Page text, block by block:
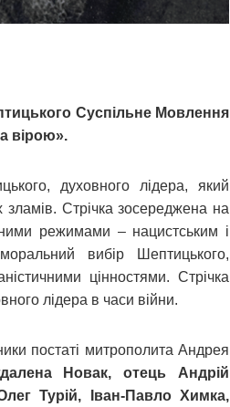
Суспільне Мовлення
вірою».
духовного лідера, який
зламів. Стрічка зосереджена на
режимами – нацистським і
вибір Шептицького,
цінностями. Стрічка
лідера в часи війни.
постаті митрополита Андрея
Новак, отець Андрій
Турій, Іван-Павло Химка,